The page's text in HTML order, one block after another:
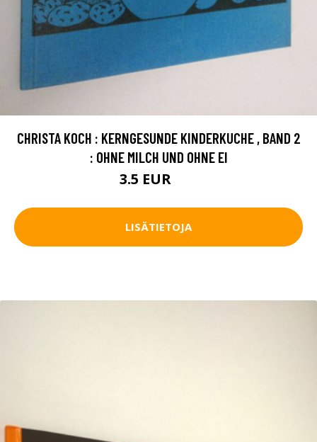
CHRISTA KOCH : KERNGESUNDE KINDERKUCHE , BAND 2
: OHNE MILCH UND OHNE EI
3.5 EUR
LISÄTIETOJA